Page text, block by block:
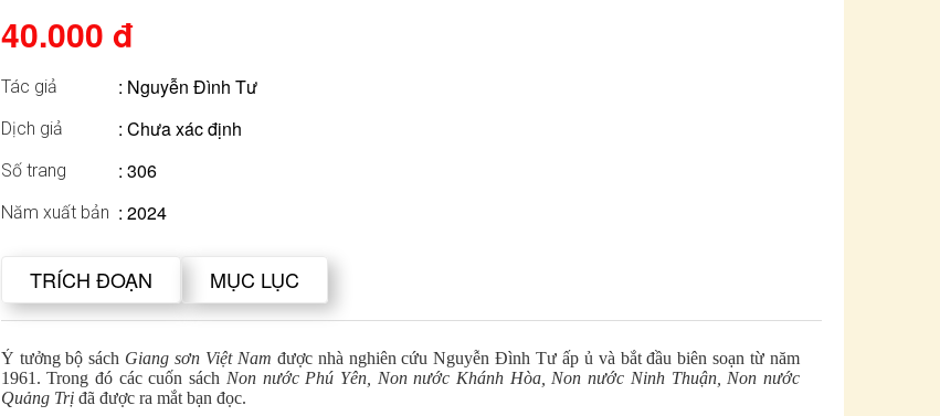
40.000 đ
Tác giả : Nguyễn Đình Tư
Dịch giả : Chưa xác định
Số trang : 306
Năm xuất bản : 2024
TRÍCH ĐOẠN MỤC LỤC
Ý tưởng bộ sách Giang sơn Việt Nam được nhà nghiên cứu Nguyễn Đình Tư ấp ủ và bắt đầu biên soạn từ năm
1961. Trong đó các cuốn sách Non nước Phú Yên, Non nước Khánh Hòa, Non nước Ninh Thuận, Non nước
Quảng Trị đã được ra mắt bạn đọc.